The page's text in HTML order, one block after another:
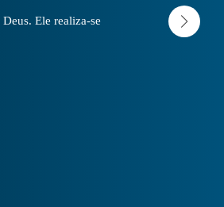
Ele realiza-se